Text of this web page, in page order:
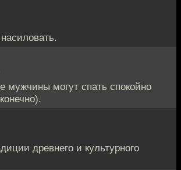
мужчины могут спать спокойно
древнего и культурного